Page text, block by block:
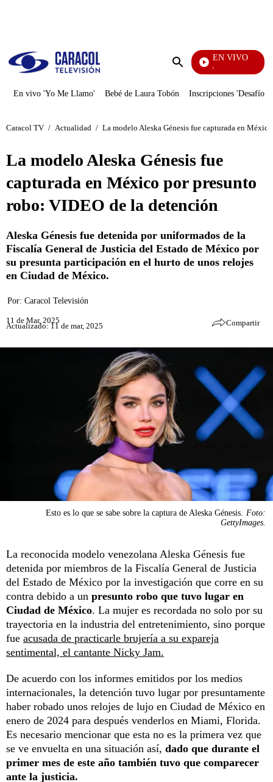
Enviar
EN VIVO
La Finca De Hoy
En vivo 'Yo Me Llamo' Bebé de Laura Tobón Inscripciones 'Desafío'
Caracol TV / Actualidad / La modelo Aleska Génesis fue capturada en
La modelo Aleska Génesis fue
capturada en México por presunto
robo: VIDEO de la detención
Aleska Génesis fue detenida por uniformados de la
Fiscalía General de Justicia del Estado de México por
su presunta participación en el hurto de unos relojes
en Ciudad de México.
Por: Caracol Televisión
11 de Mar, 2025
Actualizado: 11 de mar, 2025 Compartir
Esto es lo que se sabe sobre la captura de Aleska Génesis.
Foto:
GettyImages.
La reconocida modelo venezolana Aleska Génesis fue
detenida por miembros de la Fiscalía General de Justicia
del Estado de México por la investigación que corre en su
contra debido a un presunto robo que tuvo lugar en
Ciudad de México. La mujer es recordada no solo por su
trayectoria en la industria del entretenimiento, sino porque
fue acusada de practicarle brujería a su expareja
sentimental, el cantante Nicky Jam.
De acuerdo con los informes emitidos por los medios
internacionales, la detención tuvo lugar por presuntamente
haber robado unos relojes de lujo en Ciudad de México en
enero de 2024 para después venderlos en Miami, Florida.
Es necesario mencionar que esta no es la primera vez que
se ve envuelta en una situación así, dado que durante el
primer mes de este año también tuvo que comparecer
ante la justicia.